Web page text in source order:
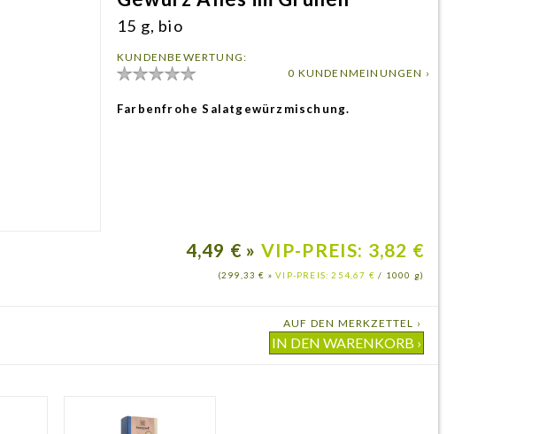
15 g, bio
KUNDENBEWERTUNG:
0 KUNDENMEINUNGEN ›
Farbenfrohe Salatgewürzmischung.
4,49 € » VIP-PREIS: 3,82 €
(299,33 € »VIP-PREIS: 254,67 € / 1000 g)
AUF DEN MERKZETTEL ›